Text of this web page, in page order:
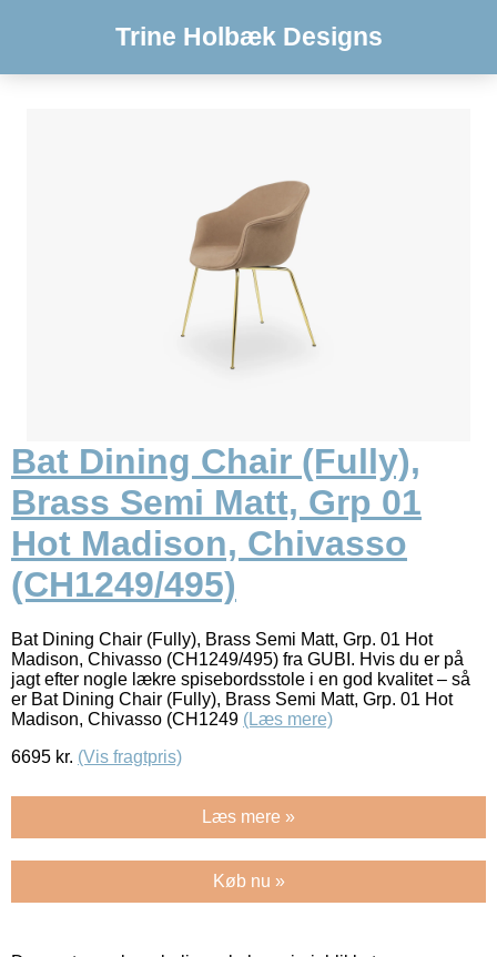
Trine Holbæk Designs
Bat Dining Chair (Fully),
Brass Semi Matt, Grp 01
Hot Madison, Chivasso
(CH1249/495)
Bat Dining Chair (Fully), Brass Semi Matt, Grp. 01 Hot
Madison, Chivasso (CH1249/495) fra GUBI. Hvis du er på
jagt efter nogle lækre spisebordsstole i en god kvalitet – så
er Bat Dining Chair (Fully), Brass Semi Matt, Grp. 01 Hot
Madison, Chivasso (CH1249 (Læs mere)
6695 kr. (Vis fragtpris)
Læs mere »
Køb nu »